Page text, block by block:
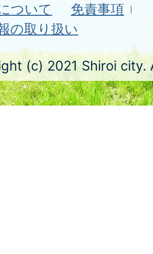
ついて
免責事項
の取り扱い
(c) 2021 Shiroi city.